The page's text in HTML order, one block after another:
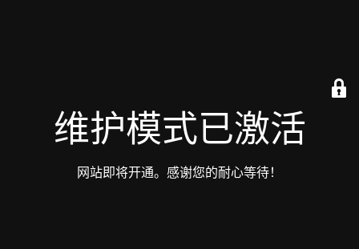
维护模式已激活
网站即将开通。感谢您的耐心等待！